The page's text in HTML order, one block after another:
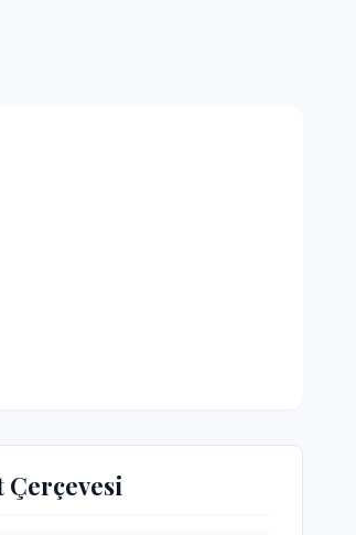
Çerçevesi